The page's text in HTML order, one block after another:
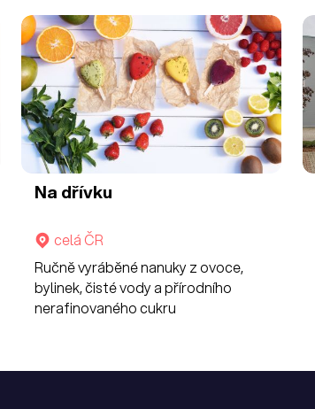
zároveň uchovat svoje osobní
tajemství?
Na dřívku
celá ČR
Ručně vyráběné nanuky z ovoce,
bylinek, čisté vody a přírodního
nerafinovaného cukru